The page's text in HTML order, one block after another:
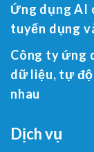
Ứng dụng AI
tuyển dụng
Công ty ứng
dữ liệu, tự
nhau
Dịch vụ